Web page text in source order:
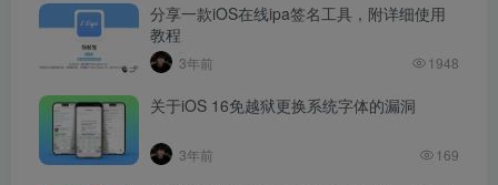
分享一款iOS在线ipa签名工具，附详细使用
教程
3年前 1948
关于iOS 16免越狱更换系统字体的漏洞
3年前 169